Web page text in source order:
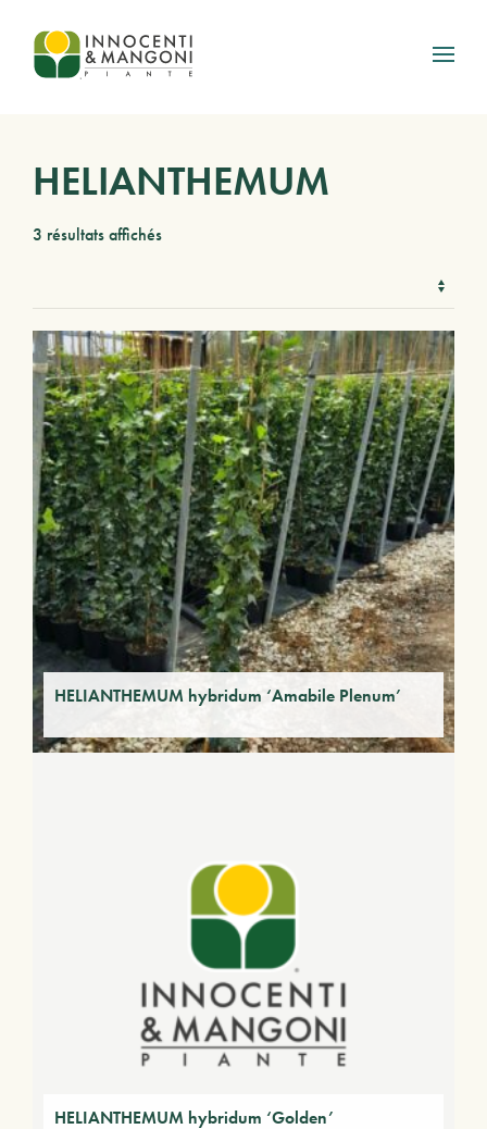
Skip to main content
HELIANTHEMUM
3 résultats affichés
HELIANTHEMUM hybridum ‘Amabile Plenum’
HELIANTHEMUM hybridum ‘Golden’